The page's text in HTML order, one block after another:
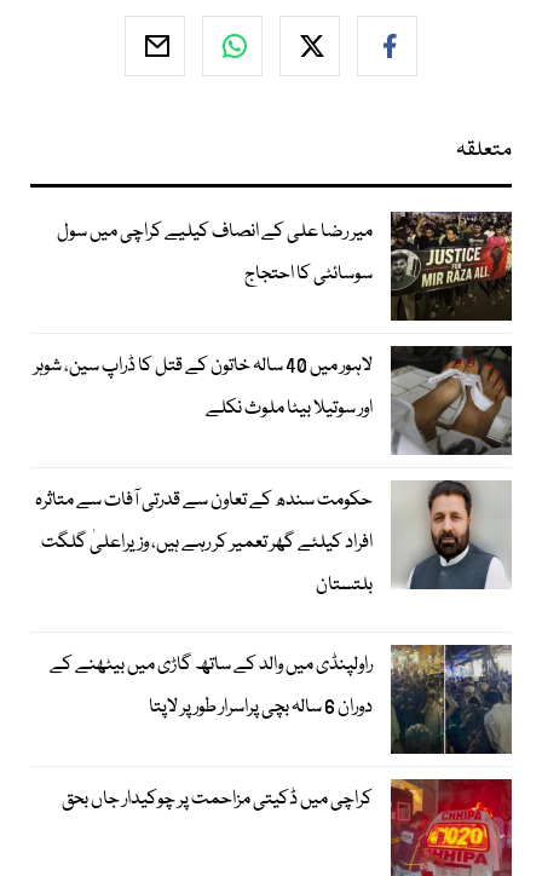
متعلقہ
میر رضا علی کے انصاف کیلیے کراچی میں سول
سوسائٹی کا احتجاج
لاہور میں 40 سالہ خاتون کے قتل کا ڈراپ سین، شوہر
اور سوتیلا بیٹا ملوث نکلے
حکومت سندھ کے تعاون سے قدرتی آفات سے متاثرہ
افراد کیلئے گھر تعمیر کر رہے ہیں، وزیراعلیٰ گلگت
بلتستان
راولپنڈی میں والد کے ساتھ گاڑی میں بیٹھنے کے
دوران 6 سالہ بچی پراسرار طور پر لاپتا
کراچی میں ڈکیتی مزاحمت پر چوکیدار جاں بحق